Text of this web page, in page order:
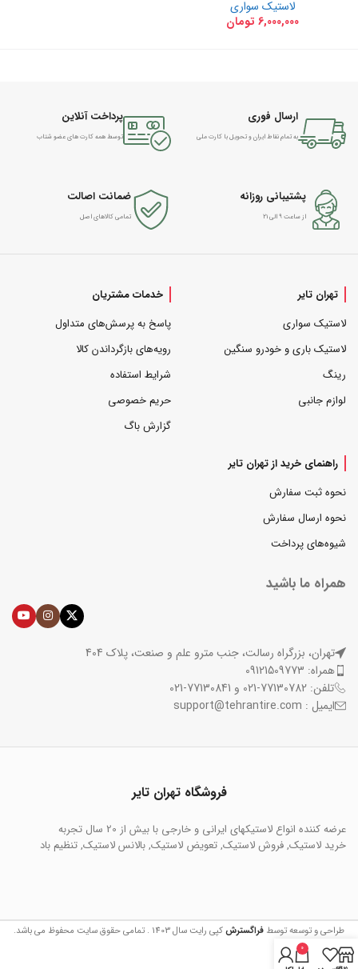
لاستیک سواری
6,000,000 تومان
ارسال فوری
به تمام نقاط ایران و تحویل با کارت ملی
پرداخت آنلاین
توسط همه کارت های عضو شتاب
پشتیبانی روزانه
از ساعت ۹ الی ۲۱
ضمانت اصالت
تمامی کالاهای اصل
تهران تایر
لاستیک سواری
لاستیک باری و خودرو سنگین
رینگ
لوازم جانبی
خدمات مشتریان
پاسخ به پرسش‌های متداول
رویه‌های بازگرداندن کالا
شرایط استفاده
حریم خصوصی
گزارش باگ
راهنمای خرید از تهران تایر
نحوه ثبت سفارش
نحوه ارسال سفارش
شیوه‌های پرداخت
همراه ما باشید
تهران، بزرگراه رسالت، جنب مترو علم و صنعت، پلاک 404
همراه: 09121509773
تلفن: 77130782-021 و 77130841-021
ایمیل : support@tehrantire.com
فروشگاه تهران تایر
عرضه کننده انواع لاستیکهای ایرانی و خارجی با بیش از 20 سال تجربه
خرید لاستیک, فروش لاستیک, تعویض لاستیک, بالانس لاستیک, تنظیم باد
طراحی و توسعه توسط فراگسترشکپی رایت سال 1403 . تمامی حقوق سایت محفوظ می باشد.
0